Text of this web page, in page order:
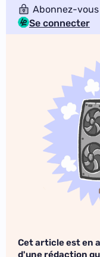
Abonnez-
Se connecter
Cet article est en
d'une rédaction